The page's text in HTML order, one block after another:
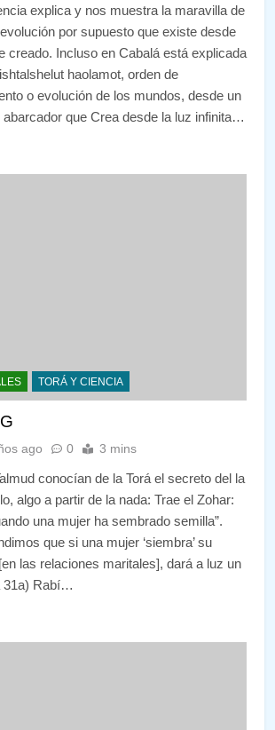
explica y nos muestra la maravilla de
por supuesto que existe desde
creado. Incluso en Cabalá está explicada
haolamot, orden de
o evolución de los mundos, desde un
abarcador que Crea desde la luz infinita…
TORÁ Y CIENCIA
ago 0 3 mins
conocían de la Torá el secreto del la
algo a partir de la nada: Trae el Zohar:
una mujer ha sembrado semilla”.
que si una mujer ‘siembra’ su
las relaciones maritales], dará a luz un
31a) Rabí…